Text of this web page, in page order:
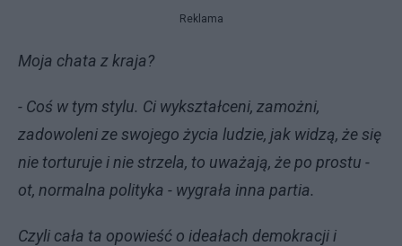
Reklama
Moja chata z kraja?
- Coś w tym stylu. Ci wykształceni, zamożni,
zadowoleni ze swojego życia ludzie, jak widzą, że się
nie torturuje i nie strzela, to uważają, że po prostu -
ot, normalna polityka - wygrała inna partia.
Czyli cała ta opowieść o ideałach demokracji i